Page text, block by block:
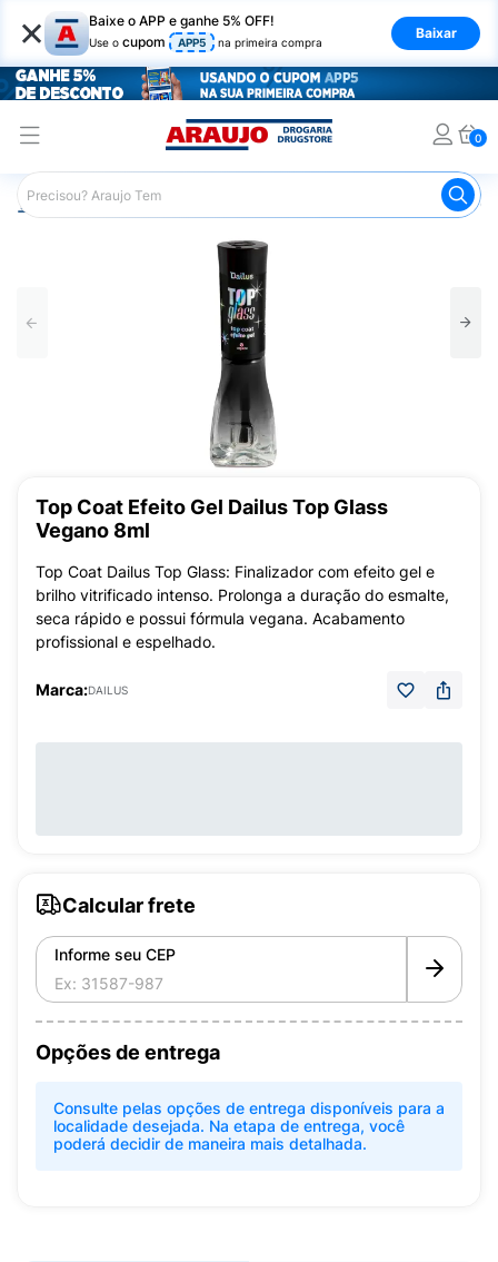
× Baixe o APP e ganhe 5% OFF!
Use o cupom APP5 na primeira compra
Baixar
0
Araujo Beleza e Cuidados Top
Top Coat Efeito Gel Dailus Top Glass
Vegano 8ml
Top Coat Dailus Top Glass: Finalizador com efeito gel e
brilho vitrificado intenso. Prolonga a duração do esmalte,
seca rápido e possui fórmula vegana. Acabamento
profissional e espelhado.
Marca:DAILUS
Calcular frete
Informe seu CEP
Opções de entrega
Consulte pelas opções de entrega disponíveis para a
localidade desejada. Na etapa de entrega, você
poderá decidir de maneira mais detalhada.